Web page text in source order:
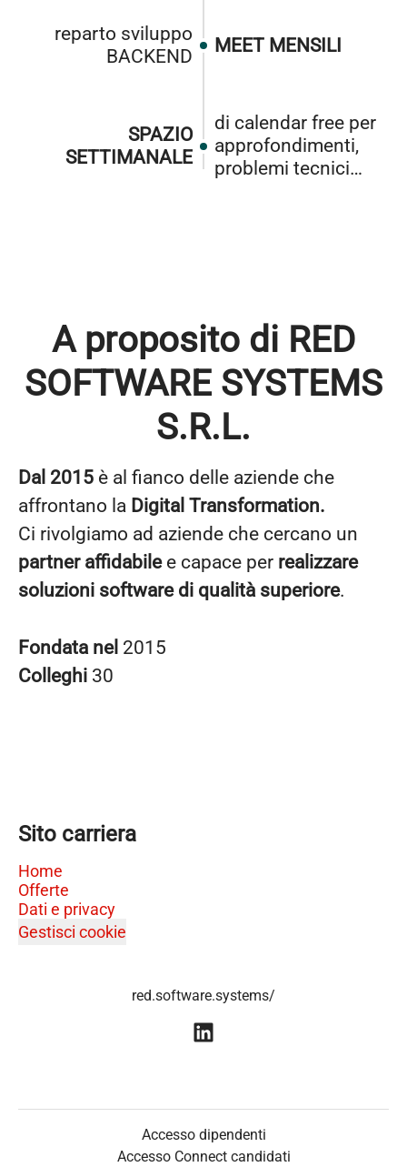
reparto sviluppo
BACKEND
MEET MENSILI
SPAZIO
SETTIMANALE
di calendar free per
approfondimenti,
problemi tecnici…
A proposito di RED
SOFTWARE SYSTEMS
S.R.L.
Dal 2015 è al fianco delle aziende che
affrontano la Digital Transformation.
Ci rivolgiamo ad aziende che cercano un
partner affidabilee capace per realizzare
soluzioni software di qualità superiore.
Fondata nel 2015
Colleghi 30
Sito carriera
Home
Offerte
Dati e privacy
Gestisci cookie
red.software.systems/
Accesso dipendenti
Accesso Connect candidati